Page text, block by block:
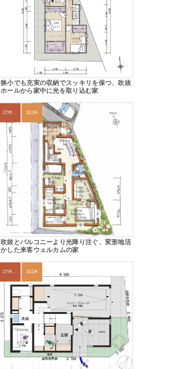
狭小でも充実の収納でスッキリを保つ、吹抜
ホールから家中に光を取り込む家
27坪〜30坪 3LDK
吹抜とバルコニーより光降り注ぐ、変形地活
かした来客ウェルカムの家
27坪〜30坪 2LDK